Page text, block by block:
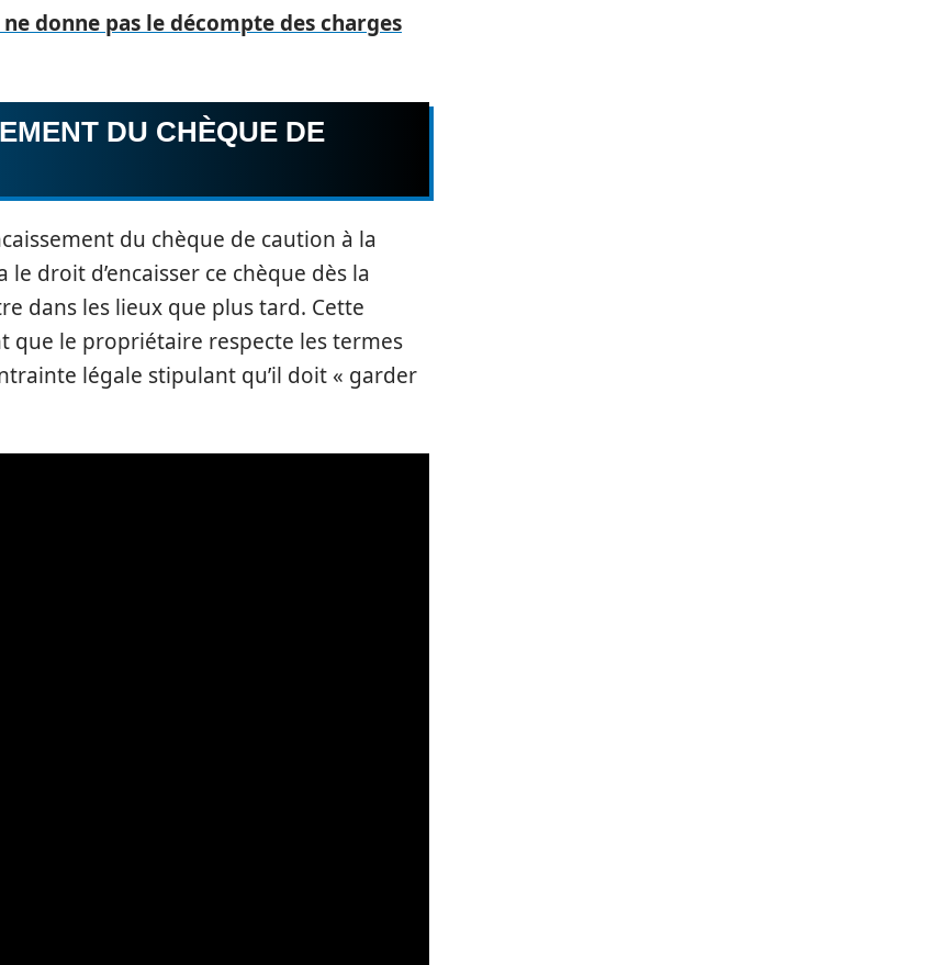
donne pas le décompte des charges
DU CHÈQUE DE
du chèque de caution à la
droit d’encaisser ce chèque dès la
dans les lieux que plus tard. Cette
le propriétaire respecte les termes
légale stipulant qu’il doit « garder